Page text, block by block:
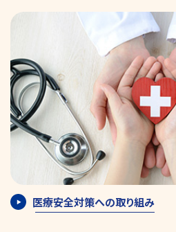
医療安全対策への取り組み